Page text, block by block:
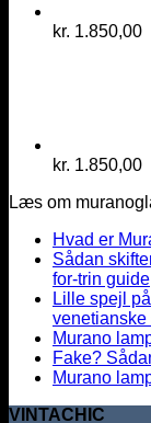
kr. 1.850,00
kr. 1.850,00
Læs om
Hvad er
Sådan
for-trin guide
Lille spejl
venetianske
Murano
Fake?
Murano
VINTACHIC